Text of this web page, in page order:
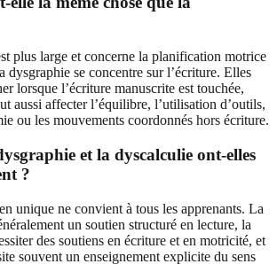
plus large et concerne la planification motrice
dysgraphie se concentre sur l’écriture. Elles
lorsque l’écriture manuscrite est touchée,
aussi affecter l’équilibre, l’utilisation d’outils,
ou les mouvements coordonnés hors écriture.
et la dyscalculie ont-elles
?
unique ne convient à tous les apprenants. La
un soutien structuré en lecture, la
des soutiens en écriture et en motricité, et
souvent un enseignement explicite du sens